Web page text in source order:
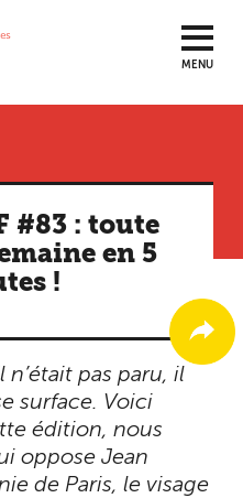
MENU
#83 : toute
en 5
!
n’était pas paru, il
surface. Voici
édition, nous
oppose Jean
de Paris, le visage